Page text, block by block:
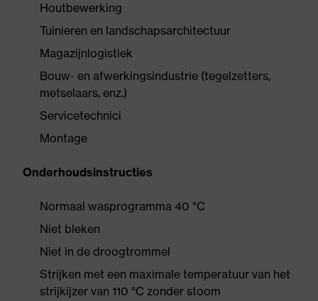
Houtbewerking
Tuinieren en landschapsarchitectuur
Magazijnlogistiek
Bouw- en afwerkingsindustrie (tegelzetters,
metselaars, enz.)
Servicetechnici
Montage
Onderhoudsinstructies
Normaal wasprogramma 40 °C
Niet bleken
Niet in de droogtrommel
Strijken met een maximale temperatuur van het
strijkijzer van 110 °C zonder stoom